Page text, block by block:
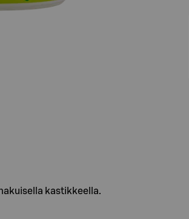
kastikkeella.